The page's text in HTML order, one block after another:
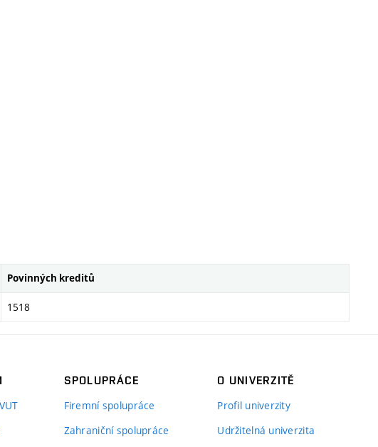
Povinných kreditů
1518
SPOLUPRÁCE
Firemní spolupráce
Zahraniční spolupráce
O UNIVERZITĚ
Profil univerzity
Udržitelná univerzita